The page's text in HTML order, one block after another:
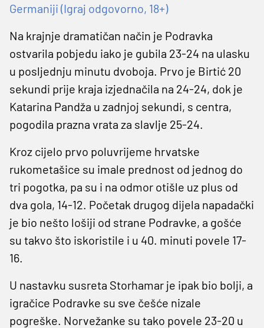
Germaniji (Igraj odgovorno, 18+)
Na krajnje dramatičan način je Podravka
ostvarila pobjedu iako je gubila 23-24 na ulasku
u posljednju minutu dvoboja. Prvo je Birtić 20
sekundi prije kraja izjednačila na 24-24, dok je
Katarina Pandža u zadnjoj sekundi, s centra,
pogodila prazna vrata za slavlje 25-24.
Kroz cijelo prvo poluvrijeme hrvatske
rukometašice su imale prednost od jednog do
tri pogotka, pa su i na odmor otišle uz plus od
dva gola, 14-12. Početak drugog dijela napadački
je bio nešto lošiji od strane Podravke, a gošće
su takvo što iskoristile i u 40. minuti povele 17-
16.
U nastavku susreta Storhamar je ipak bio bolji, a
igračice Podravke su sve češće nizale
pogreške. Norvežanke su tako povele 23-20 u